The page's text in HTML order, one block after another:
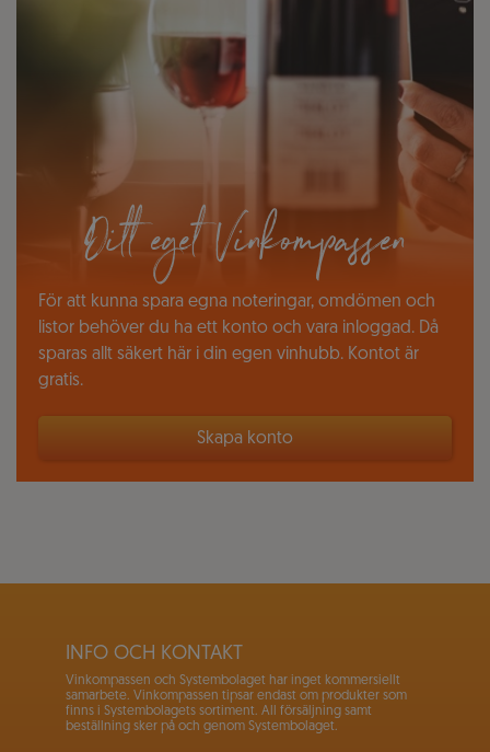
Ditt eget Vinkompassen
För att kunna spara egna noteringar, omdömen och
listor behöver du ha ett konto och vara inloggad. Då
sparas allt säkert här i din egen vinhubb. Kontot är
gratis.
Skapa konto
INFO OCH KONTAKT
Vinkompassen och Systembolaget har inget kommersiellt
samarbete. Vinkompassen tipsar endast om produkter som
finns i Systembolagets sortiment. All försäljning samt
beställning sker på och genom Systembolaget.